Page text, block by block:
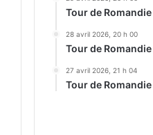
Tour de
28 avril 2026, 20 h 00
Tour de
27 avril 2026, 21 h 04
Tour de